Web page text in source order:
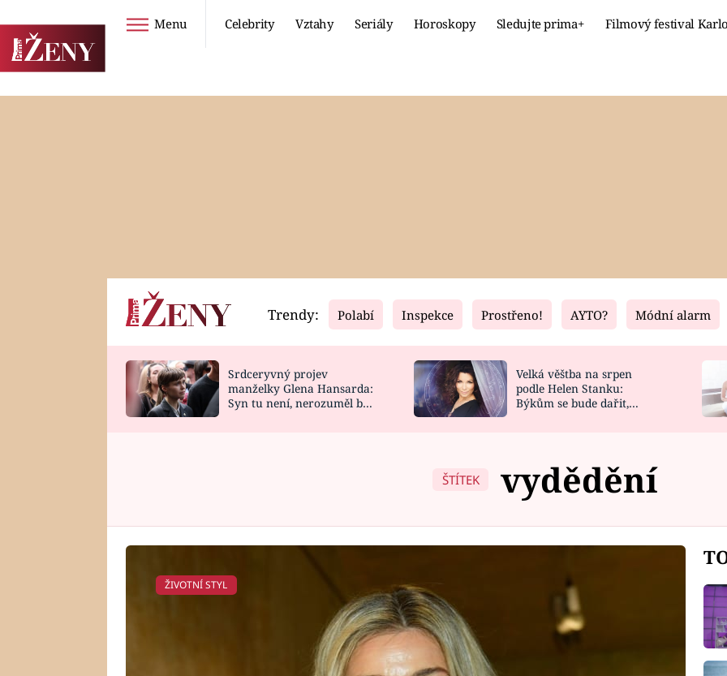
Menu Celebrity Vztahy Seriály Horoskopy Sledujte prima+ Filmový festival
Horoskopy
HOROSKOP NA
Video
CELEBRITY
VAŘENÍ
Fresh
NOVINKY
VIDEORECEPTY
Living
DESIGN
Trendy: Polabí Inspekce Prostřeno! AYTO? Módní alarm
Srdceryvný projev
manželky Glena Hansarda:
Syn tu není, nerozuměl by
Velká věštba na srpen
podle Helen Stanku:
Býkům se bude dařit,
ŠTÍTEK vydědění
ŽIVOTNÍ STYL